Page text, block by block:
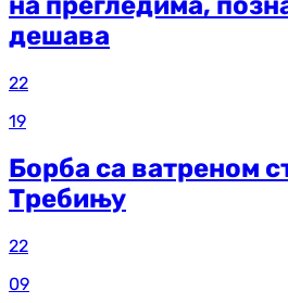
дешава
22
19
Борба са ватреном
Требињу
22
09